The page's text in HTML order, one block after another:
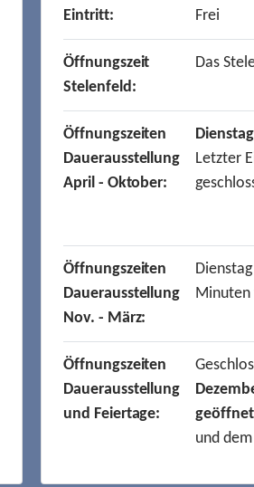
Eintritt: Frei
Öffnungszeit
Stelenfeld:
Das
Öffnungszeiten
Dauerausstellung
April - Oktober:
Letzter
Öffnungszeiten
Dauerausstellung
Nov. - März:
Minuten
Öffnungszeiten
Dauerausstellung
und Feiertage:
geöffnet
und